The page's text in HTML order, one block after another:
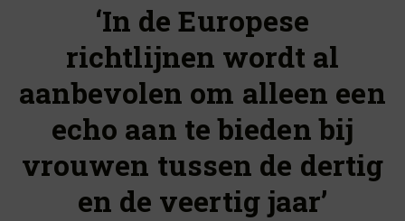
‘In de Europese
richtlijnen wordt al
aanbevolen om alleen een
echo aan te bieden bij
vrouwen tussen de dertig
en de veertig jaar’